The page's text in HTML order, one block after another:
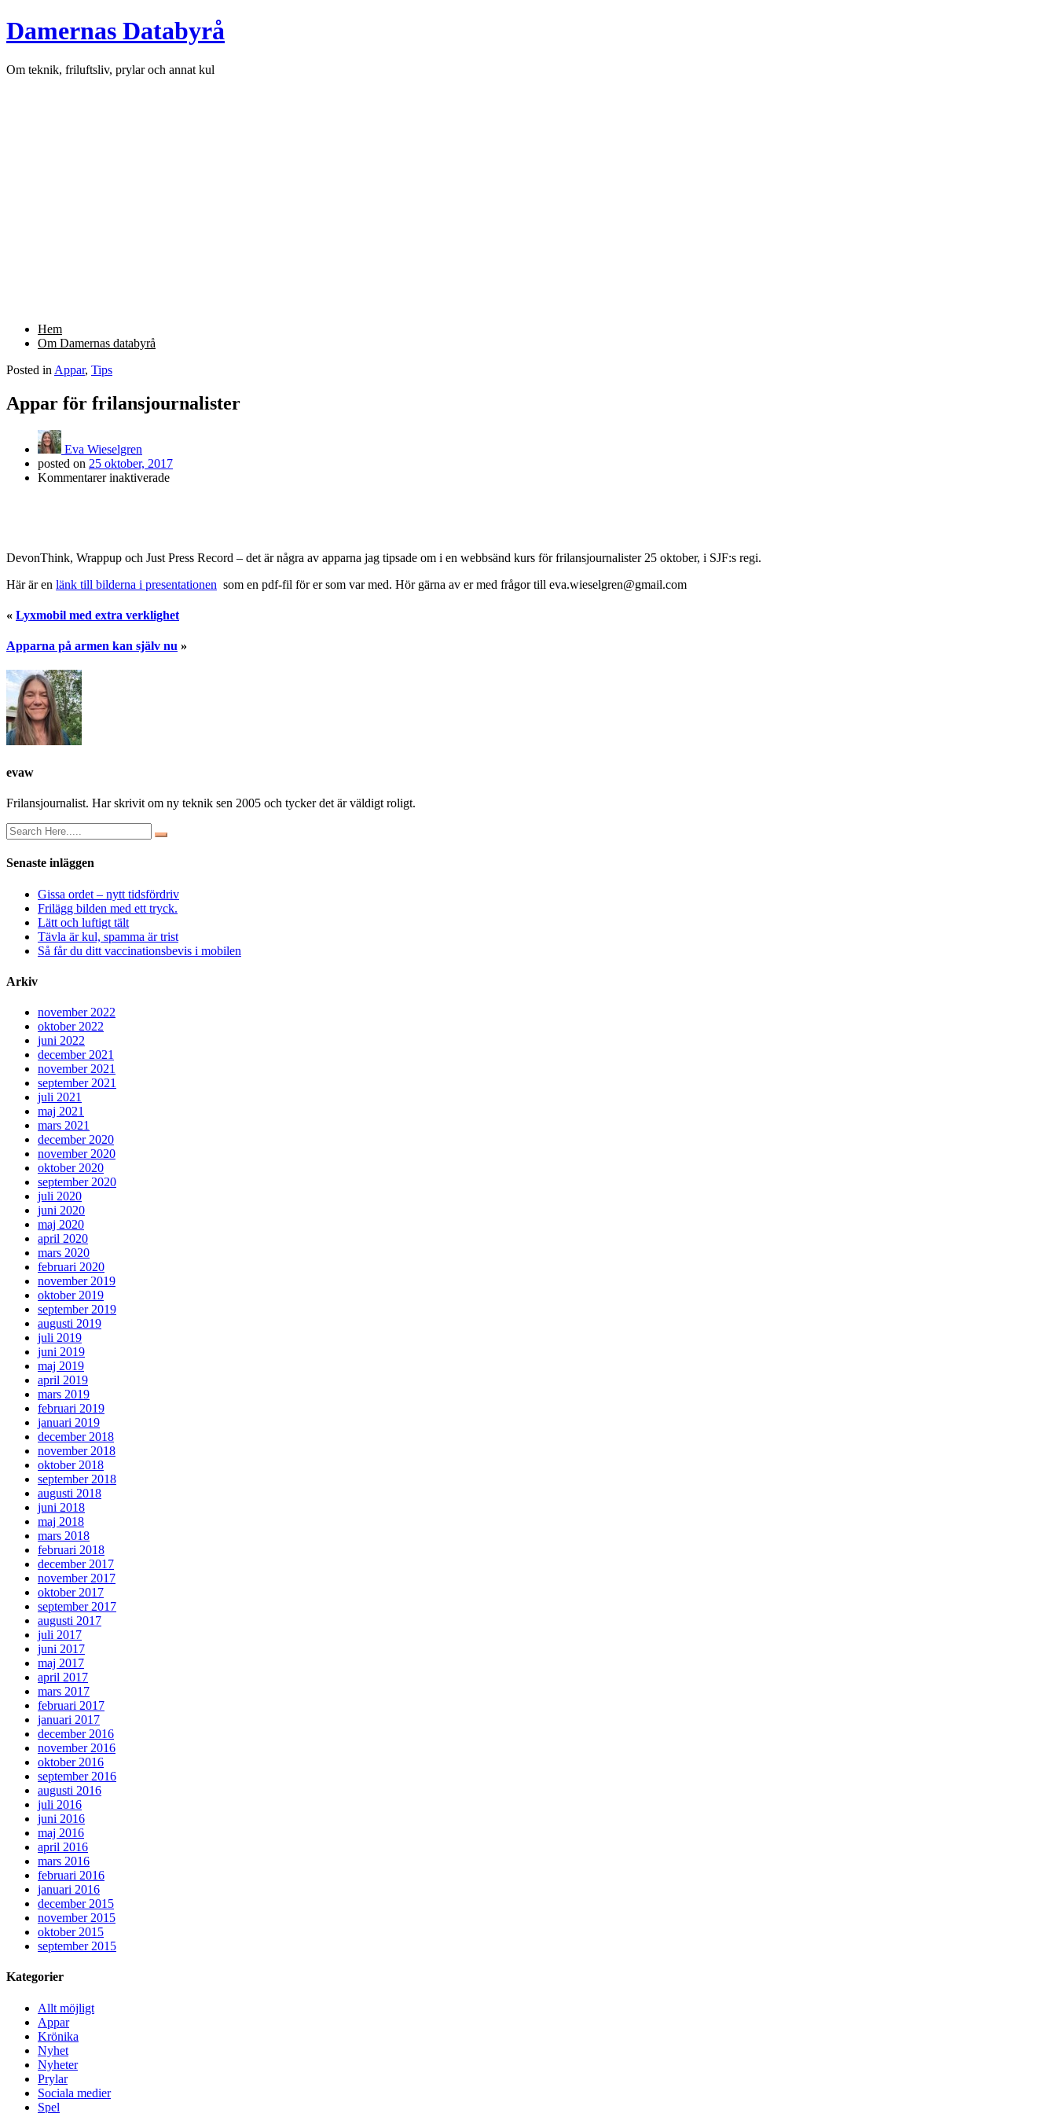
Skip
to
Damernas Databyrå
Om teknik, friluftsliv, prylar och annat kul
Hem
Om Damernas databyrå
Posted in Appar, Tips
Appar för frilansjournalister
Eva Wieselgren
posted on 25 oktober, 2017
Kommentarer inaktiveradeför
DevonThink, Wrappup och Just Press Record – det är några av apparna jag tipsade om i en webbsänd kurs för frilansjournalister 25 oktober, i SJF:s regi.
Här är en länk till bilderna i presentationen som en pdf-fil för er som var med. Hör gärna av er med frågor till eva.wieselgren@gmail.com
« Lyxmobil med extra verklighet
Apparna på armen kan själv nu »
evaw
Frilansjournalist. Har skrivit om ny teknik sen 2005 och tycker det är väldigt roligt.
Senaste inläggen
Gissa ordet – nytt tidsfördriv
Frilägg bilden med ett tryck.
Lätt och luftigt tält
Tävla är kul, spamma är trist
Så får du ditt vaccinationsbevis i mobilen
Arkiv
november 2022
oktober 2022
juni 2022
december 2021
november 2021
september 2021
juli 2021
maj 2021
mars 2021
december 2020
november 2020
oktober 2020
september 2020
juli 2020
juni 2020
maj 2020
april 2020
mars 2020
februari 2020
november 2019
oktober 2019
september 2019
augusti 2019
juli 2019
juni 2019
maj 2019
april 2019
mars 2019
februari 2019
januari 2019
december 2018
november 2018
oktober 2018
september 2018
augusti 2018
juni 2018
maj 2018
mars 2018
februari 2018
december 2017
november 2017
oktober 2017
september 2017
augusti 2017
juli 2017
juni 2017
maj 2017
april 2017
mars 2017
februari 2017
januari 2017
december 2016
november 2016
oktober 2016
september 2016
augusti 2016
juli 2016
juni 2016
maj 2016
april 2016
mars 2016
februari 2016
januari 2016
december 2015
november 2015
oktober 2015
september 2015
Kategorier
Allt möjligt
Appar
Krönika
Nyhet
Nyheter
Prylar
Sociala medier
Spel